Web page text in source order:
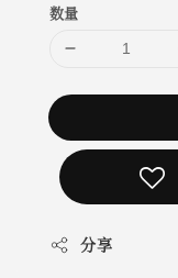
数量
分享